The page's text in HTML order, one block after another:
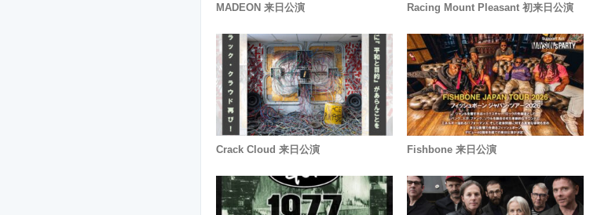
MADEON 来日公演 Racing Mount Pleasant 初来日公演
Crack Cloud 来日公演 Fishbone 来日公演